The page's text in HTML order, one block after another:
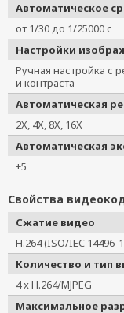
Автоматическое
от 1/30 до 1/25000 с
Настройки
Ручная настройка с
и контраста
Автоматическая
2X, 4X, 8X, 16X
Автоматическая
±5
Свойства
Сжатие видео
H.264 (ISO/IEC 14496-
Количество и тип
4 x H.264/MJPEG
Максимальное